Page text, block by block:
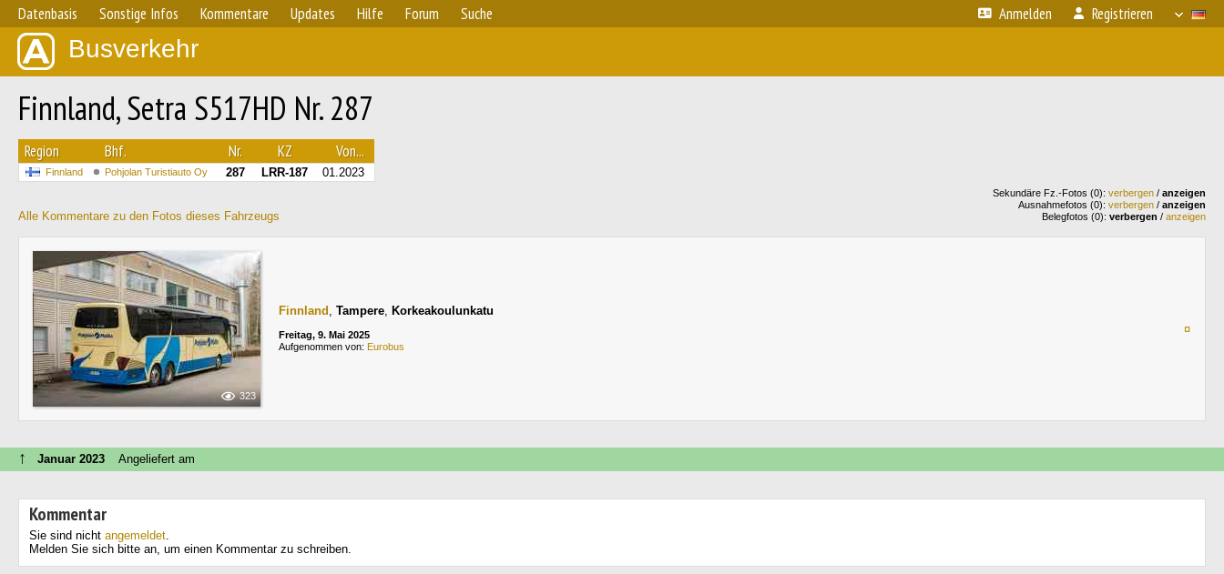
Datenbasis Sonstige Infos Kommentare Updates Hilfe Forum Suche Anmelden Registrieren
Busverkehr
Finnland, Setra S517HD Nr. 287
Region Bhf. Nr. KZ Von...
Finnland Pohjolan Turistiauto Oy 287 LRR-187 01.2023
Alle Kommentare zu den Fotos dieses Fahrzeugs
Sekundäre Fz.-Fotos (0): verbergen / anzeigen
Ausnahmefotos (0): verbergen / anzeigen
Belegfotos (0): verbergen / anzeigen
323
Finnland , Tampere, Korkeakoulunkatu
Freitag, 9. Mai 2025
Aufgenommen von: Eurobus
¤
↑ Januar 2023 Angeliefert am
Kommentar
Sie sind nicht angemeldet.
Melden Sie sich bitte an, um einen Kommentar zu schreiben.